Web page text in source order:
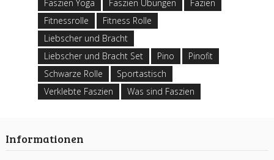
Faszien Yoga
Faszien Übungen
Fazien
Fitnessrolle
Fitness Rolle
Liebscher und Bracht
Liebscher und Bracht Set
Pino
Pinofit
Schwarze Rolle
Sportastisch
Verklebte Faszien
Was sind Faszien
Informationen